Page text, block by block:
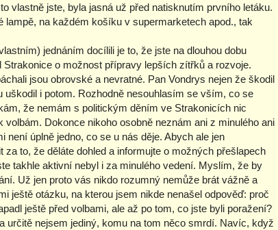
vlastně jste, byla jasná už před natisknutím prvního letáku.
lampě, na každém košíku v supermarketech apod., tak
jednáním docílili je to, že jste na dlouhou dobu
Strakonice o možnost přípravy lepších zítřků a rozvoje.
jsou obrovské a nevratné. Pan Vondrys nejen že škodil
uškodil i potom. Rozhodně nesouhlasím se vším, co se
že nemám s politickým děním ve Strakonicích nic
Dokonce nikoho osobně neznám ani z minulého ani
není úplně jedno, co se u nás děje. Abych ale jen
to, že děláte dohled a informujte o možných přešlapech
takhle aktivní nebyl i za minulého vedení. Myslím, že by
Už jen proto vás nikdo rozumný nemůže brát vážně a
ještě otázku, na kterou jsem nikde nenašel odpověď: proč
ještě před volbami, ale až po tom, co jste byli poražení?
určitě nejsem jediný, komu na tom něco smrdí. Navíc, když